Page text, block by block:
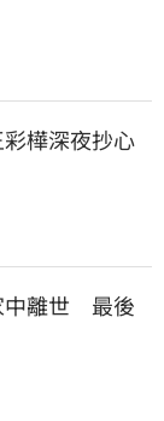
樺深夜抄心
離世　最後